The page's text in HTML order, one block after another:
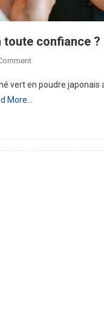
toute confiance ?
On
Acheter
Le
vert en poudre
More…